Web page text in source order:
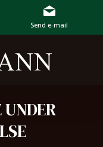
Send e-mail
UNDER